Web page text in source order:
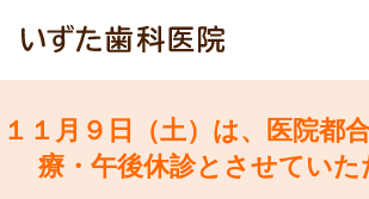
１１月９日（土）は、医院都
療・午後休診とさせていた